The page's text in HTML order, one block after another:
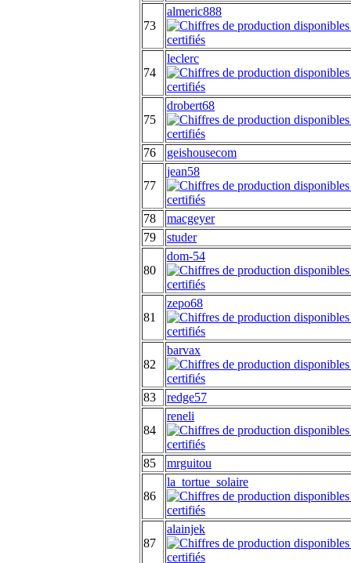
73
almeric888
74
leclerc
75
drobert68
76 geishousecom
77
jean58
78
macgeyer
79
studer
80
dom-54
81
zepo68
82
barvax
83 redge57
84
reneli
85 mrguitou
86
la_tortue_solaire
87
alainjek